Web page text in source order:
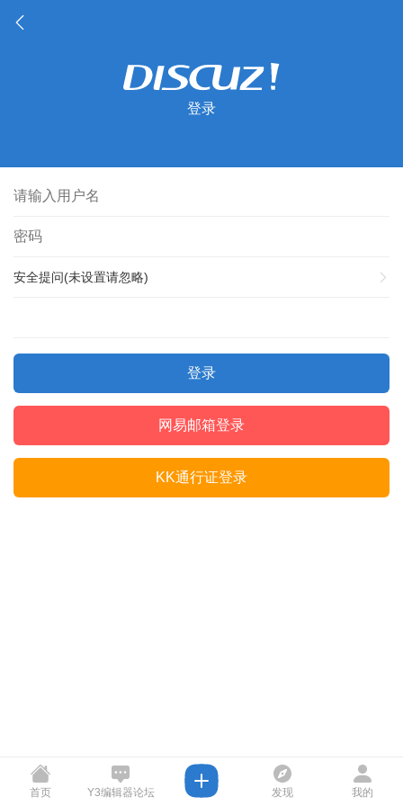
登录
安全提问(未设置请忽略)
登录
网易邮箱登录
KK通行证登录
首页 Y3编辑器论坛 发现 我的